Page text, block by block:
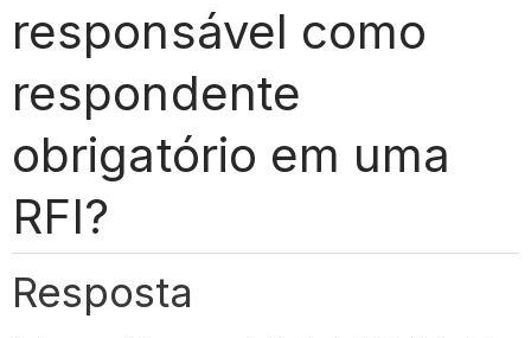
responsável como
respondente
obrigatório em uma
RFI?
Resposta